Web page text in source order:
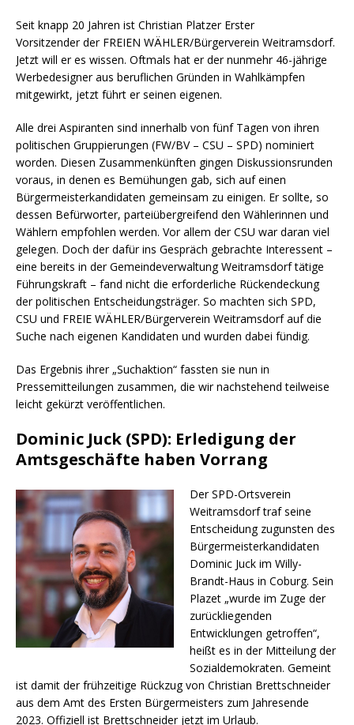
Seit knapp 20 Jahren ist Christian Platzer Erster
Vorsitzender der FREIEN WÄHLER/Bürgerverein Weitramsdorf.
Jetzt will er es wissen. Oftmals hat er der nunmehr 46-jährige
Werbedesigner aus beruflichen Gründen in Wahlkämpfen
mitgewirkt, jetzt führt er seinen eigenen.
Alle drei Aspiranten sind innerhalb von fünf Tagen von ihren
politischen Gruppierungen (FW/BV – CSU – SPD) nominiert
worden. Diesen Zusammenkünften gingen Diskussionsrunden
voraus, in denen es Bemühungen gab, sich auf einen
Bürgermeisterkandidaten gemeinsam zu einigen. Er sollte, so
dessen Befürworter, parteiübergreifend den Wählerinnen und
Wählern empfohlen werden. Vor allem der CSU war daran viel
gelegen. Doch der dafür ins Gespräch gebrachte Interessent –
eine bereits in der Gemeindeverwaltung Weitramsdorf tätige
Führungskraft – fand nicht die erforderliche Rückendeckung
der politischen Entscheidungsträger. So machten sich SPD,
CSU und FREIE WÄHLER/Bürgerverein Weitramsdorf auf die
Suche nach eigenen Kandidaten und wurden dabei fündig.
Das Ergebnis ihrer „Suchaktion“ fassten sie nun in
Pressemitteilungen zusammen, die wir nachstehend teilweise
leicht gekürzt veröffentlichen.
Dominic Juck (SPD): Erledigung der
Amtsgeschäfte haben Vorrang
Der SPD-Ortsverein
Weitramsdorf traf seine
Entscheidung zugunsten des
Bürgermeisterkandidaten
Dominic Juck im Willy-
Brandt-Haus in Coburg. Sein
Plazet „wurde im Zuge der
zurückliegenden
Entwicklungen getroffen“,
heißt es in der Mitteilung der
Sozialdemokraten. Gemeint
ist damit der frühzeitige Rückzug von Christian Brettschneider
aus dem Amt des Ersten Bürgermeisters zum Jahresende
2023. Offiziell ist Brettschneider jetzt im Urlaub.